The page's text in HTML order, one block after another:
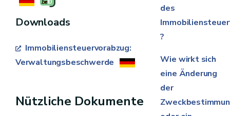
Downloads
Immobiliensteuervorabzug:
Verwaltungsbeschwerde
Nützliche Dokumente
des
?
Wie wirkt sich
eine Änderung
der